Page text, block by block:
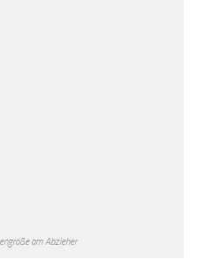
am Abzieher